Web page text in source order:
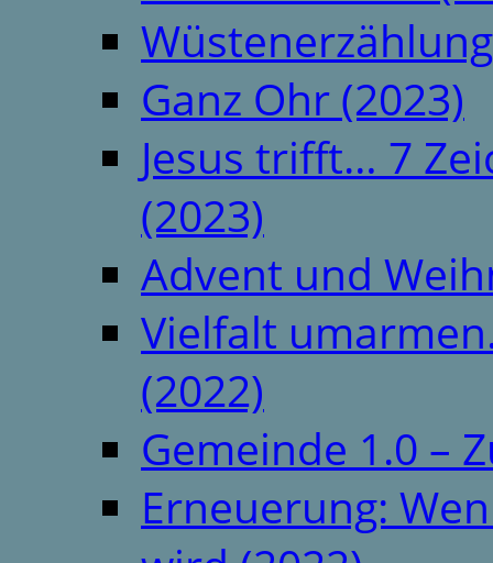
Ganz Ohr (2023)
Jesus trifft… 7
(2023)
Advent und
Vielfalt
(2022)
Gemeinde 1.0 –
Erneuerung: